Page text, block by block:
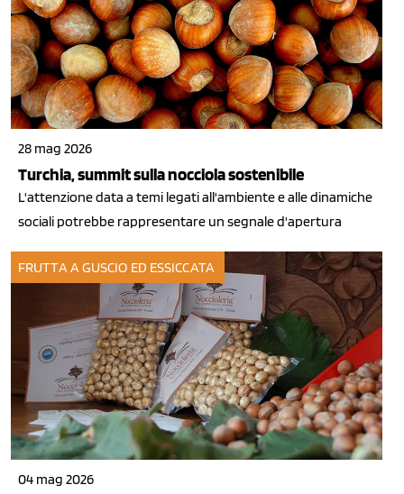
28 mag 2026
Turchia, summit sulla nocciola sostenibile
L'attenzione data a temi legati all'ambiente e alle dinamiche
sociali potrebbe rappresentare un segnale d'apertura
FRUTTA A GUSCIO ED ESSICCATA
04 mag 2026